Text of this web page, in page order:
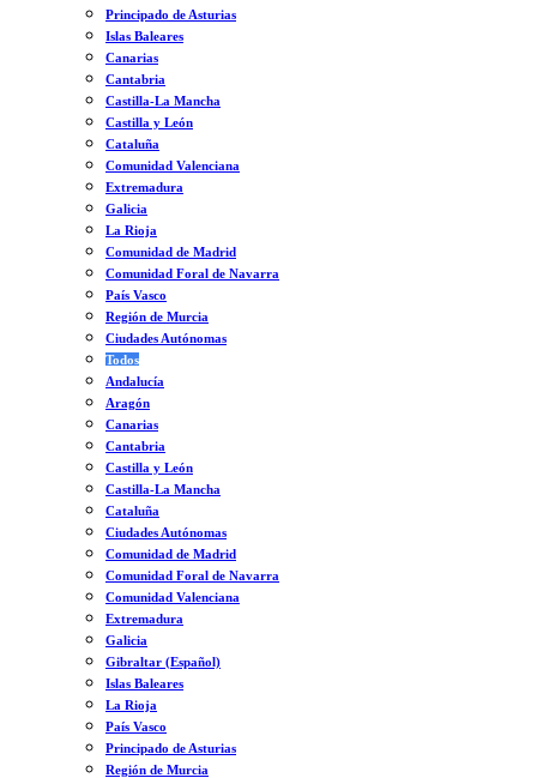
Principado de Asturias
Islas Baleares
Canarias
Cantabria
Castilla-La Mancha
Castilla y León
Cataluña
Comunidad Valenciana
Extremadura
Galicia
La Rioja
Comunidad de Madrid
Comunidad Foral de Navarra
País Vasco
Región de Murcia
Ciudades Autónomas
Todos
Andalucía
Aragón
Canarias
Cantabria
Castilla y León
Castilla-La Mancha
Cataluña
Ciudades Autónomas
Comunidad de Madrid
Comunidad Foral de Navarra
Comunidad Valenciana
Extremadura
Galicia
Gibraltar (Español)
Islas Baleares
La Rioja
País Vasco
Principado de Asturias
Región de Murcia